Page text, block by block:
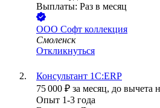
Выплаты: Раз в месяц
ООО Софт коллекция
Смоленск
Откликнуться
Консультант 1С:ERP
75 000 ₽ за месяц, до вычета
Опыт 1-3 года